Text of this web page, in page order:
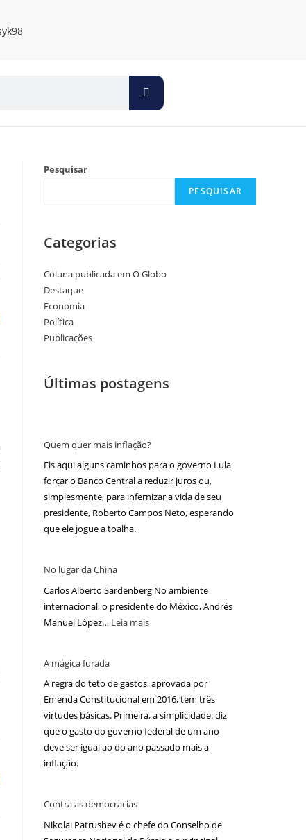
Pesquisar
PESQUISAR
Categorias
Coluna publicada em O Globo
Destaque
Economia
Política
Publicações
Últimas postagens
Quem quer mais inflação?
Eis aqui alguns caminhos para o governo Lula
forçar o Banco Central a reduzir juros ou,
simplesmente, para infernizar a vida de seu
presidente, Roberto Campos Neto, esperando
que ele jogue a toalha.
No lugar da China
Carlos Alberto Sardenberg No ambiente
internacional, o presidente do México, Andrés
Manuel López… Leia mais
A mágica furada
A regra do teto de gastos, aprovada por
Emenda Constitucional em 2016, tem três
virtudes básicas. Primeira, a simplicidade: diz
que o gasto do governo federal de um ano
deve ser igual ao do ano passado mais a
inflação.
Contra as democracias
Nikolai Patrushev é o chefe do Conselho de